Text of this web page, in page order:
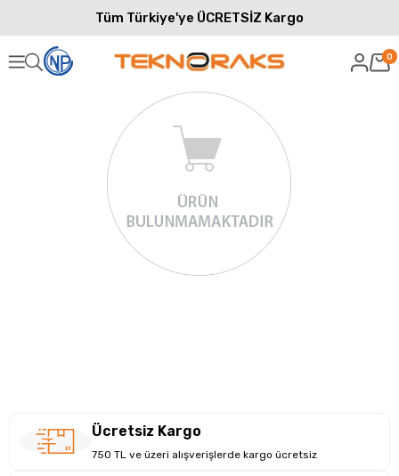
Tüm Türkiye'ye ÜCRETSİZ Kargo
0
Ücretsiz Kargo
750 TL ve üzeri alışverişlerde kargo ücretsiz